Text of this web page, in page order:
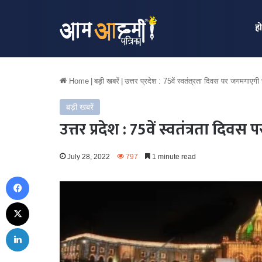
Home बड़ी खबरें उत्तर प्रदेश : 75वें स्वतंत्रता दिवस पर
बड़ी खबरें
उत्तर प्रदेश : 75वें स्वतंत्रता
July 28, 2022 797 1 minute read